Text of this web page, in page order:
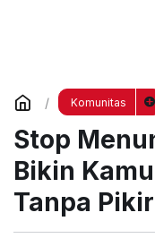
Komunitas
Stop
Bikin
Tanpa